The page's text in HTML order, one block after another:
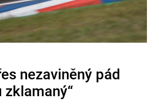
nezaviněný pád
zklamaný“